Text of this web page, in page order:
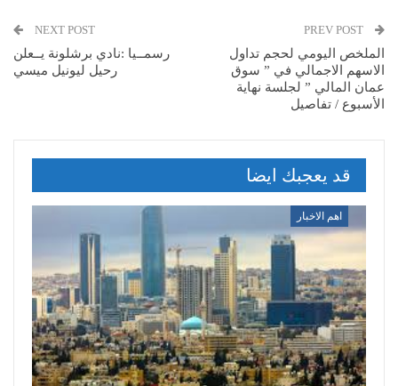
الملخص اليومي لحجم تداول
الاسهم الاجمالي في ” سوق
عمان المالي ” لجلسة نهاية
الأسبوع / تفاصيل
NEXT POST
رسمــيا :نادي برشلونة يــعلن
رحيل ليونيل ميسي
قد يعجبك ايضا
اهم الاخبار